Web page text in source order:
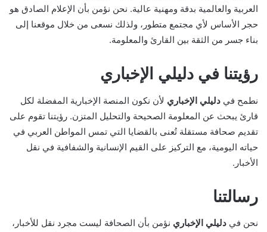
العربية والعالمية بدقة ومهنية عالية. نحن نؤمن بأن الإعلام الصادق هو
حجر الأساس لأي مجتمع متطور، ولذلك نسعى من خلال موقعنا إلى
بناء جسر من الثقة بين القارئ والمعلومة.
رؤيتنا في دليلي الإخباري
نطمح في دليلي الإخباري لأن نكون المنصة الإخبارية المفضلة لكل
قارئ يبحث عن المعلومة الصحيحة والتحليل المتزن. رؤيتنا تقوم على
تقديم صحافة مستقلة تُعنى بالقضايا التي تمس المواطن العربي في
حياته اليومية، مع التركيز على القيم الإنسانية والشفافية في نقل
الأخبار.
رسالتنا
نحن في دليلي الإخباري نؤمن بأن الصحافة ليست مجرد نقل للأخبار،